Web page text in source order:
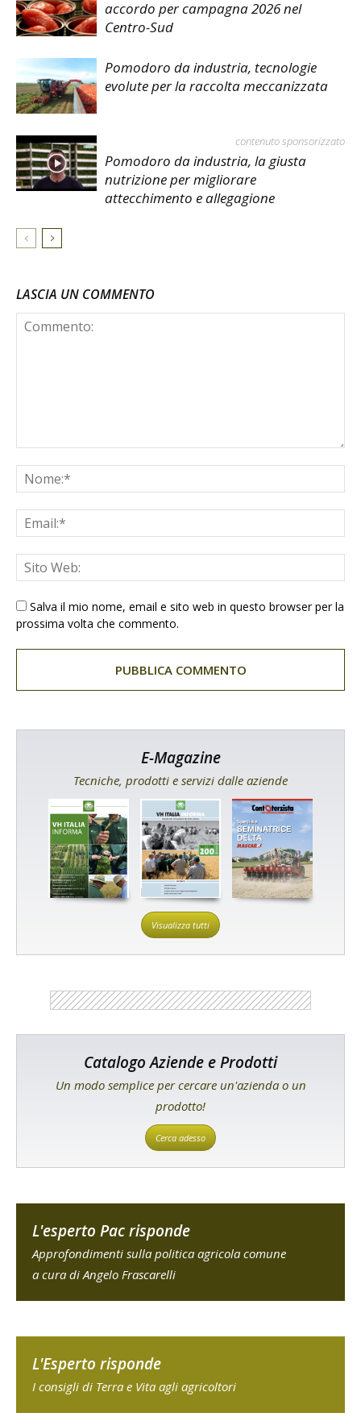
accordo per campagna 2026 nel
Centro-Sud
Pomodoro da industria, tecnologie
evolute per la raccolta meccanizzata
contenuto sponsorizzato
Pomodoro da industria, la giusta
nutrizione per migliorare
attecchimento e allegagione
LASCIA UN COMMENTO
Salva il mio nome, email e sito web in questo browser per la
prossima volta che commento.
E-Magazine
Tecniche, prodotti e servizi dalle aziende
Visualizza tutti
Catalogo Aziende e Prodotti
Un modo semplice per cercare un'azienda o un
prodotto!
Cerca adesso
L'esperto Pac risponde
Approfondimenti sulla politica agricola comune
a cura di Angelo Frascarelli
L'Esperto risponde
I consigli di Terra e Vita agli agricoltori